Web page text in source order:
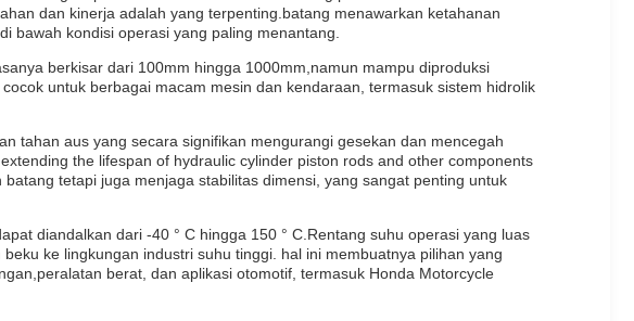
dan kinerja adalah yang terpenting.batang menawarkan ketahanan
bawah kondisi operasi yang paling menantang.
berkisar dari 100mm hingga 1000mm,namun mampu diproduksi
untuk berbagai macam mesin dan kendaraan, termasuk sistem hidrolik
tahan aus yang secara signifikan mengurangi gesekan dan mencegah
the lifespan of hydraulic cylinder piston rods and other components
tetapi juga menjaga stabilitas dimensi, yang sangat penting untuk
diandalkan dari -40 ° C hingga 150 ° C.Rentang suhu operasi yang luas
ke lingkungan industri suhu tinggi. hal ini membuatnya pilihan yang
berat, dan aplikasi otomotif, termasuk Honda Motorcycle